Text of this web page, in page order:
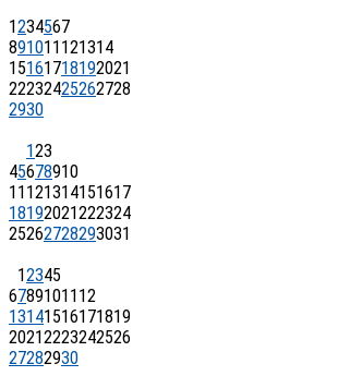
1234567
891011 121314
15161718192021
22232425262728
2930
123
45678910
11 121314151617
18192021222324
25262728293031
12345
67891011 12
13141516171819
20212223242526
27282930